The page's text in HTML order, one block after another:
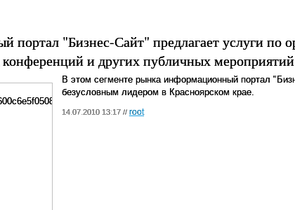
портал "Бизнес-Сайт" предлагает услуги по
конференций и других публичных мероприятий
В этом сегменте рынка информационный портал
безусловным лидером в Красноярском крае.
14.07.2010 13:17 // root